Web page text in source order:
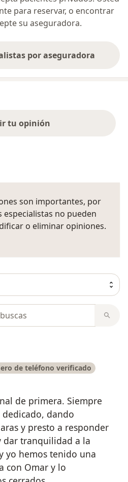
para reservar, o encontrar
su aseguradora.
por aseguradora
tu opinión
son importantes, por
especialistas no pueden
o eliminar opiniones.
de teléfono verificado
de primera. Siempre
dando
y presto a responder
dar tranquilidad a la
yo hemos tenido una
con Omar y lo